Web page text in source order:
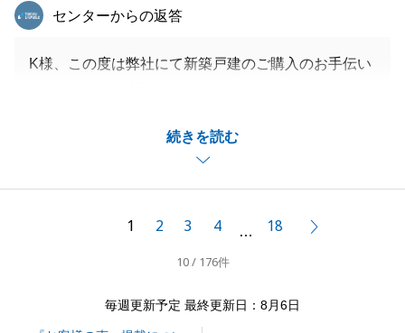
続きを読む
東急リバブル
センターからの返答
K様、この度は弊社にて新築戸建のご購入のお手伝い
ご満足につながって欲しいと強く願っておりました
が、想定以上に素敵な戸建住宅が完成し、心より安心
致しました。
今後とも末永いお付き合いの程、宜しくお願いいたし
1 2 3 4 … 18
10 / 176件
毎週更新予定 最終更新日：8月6日